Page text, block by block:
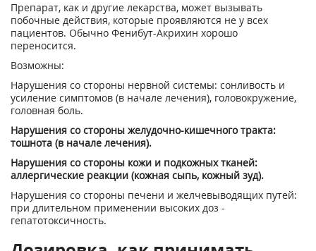
Препарат, как и другие лекарства, может вызывать
побочные действия, которые проявляются не у всех
пациентов. Обычно Фенибут-Акрихин хорошо
переносится.
Возможны:
Нарушения со стороны нервной системы: сонливость и
усиление симптомов (в начале лечения), головокружение,
головная боль.
Нарушения со стороны желудочно-кишечного тракта:
тошнота (в начале лечения).
Нарушения со стороны кожи и подкожных тканей:
аллергические реакции (кожная сыпь, кожный зуд).
Нарушения со стороны печени и желчевыводящих путей:
при длительном применении высоких доз -
гепатотоксичность.